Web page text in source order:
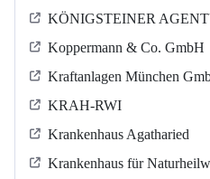
KÖNIGSTEINER
Koppermann & Co. GmbH
Kraftanlagen München
KRAH-RWI
Krankenhaus Agatharied
Krankenhaus für